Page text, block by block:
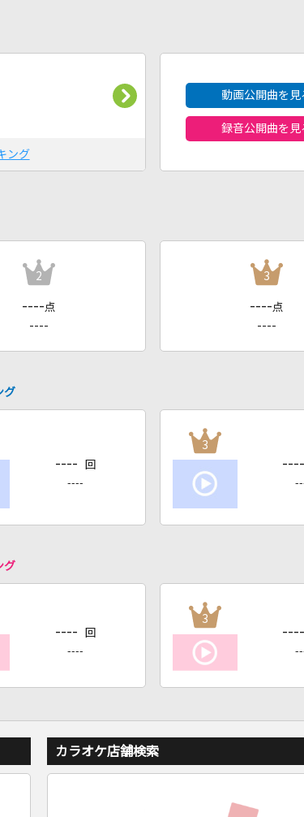
ング
動画公開曲を見
録音公開曲を見
2
---- 点
----
3
---- 点
----
グ
---- 回
----
3
グ
---- 回
----
3
カラオケ店舗検索